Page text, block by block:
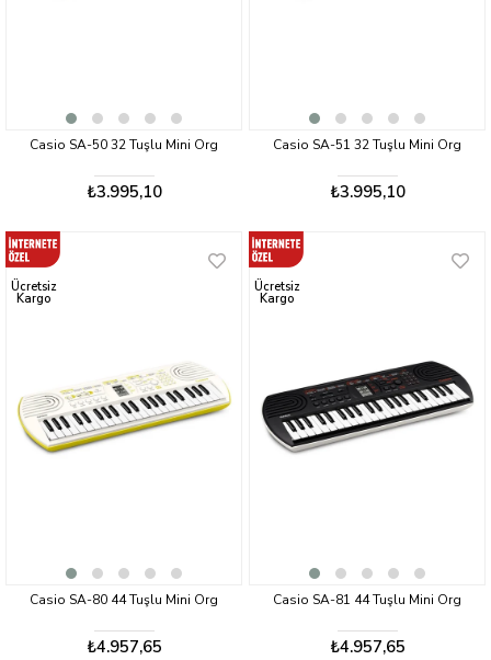
Casio SA-50 32 Tuşlu Mini Org
₺3.995,10
Casio SA-51 32 Tuşlu Mini Org
₺3.995,10
Casio SA-80 44 Tuşlu Mini Org
₺4.957,65
Ücretsiz
Kargo
Casio SA-81 44 Tuşlu Mini Org
₺4.957,65
Ücretsiz
Kargo